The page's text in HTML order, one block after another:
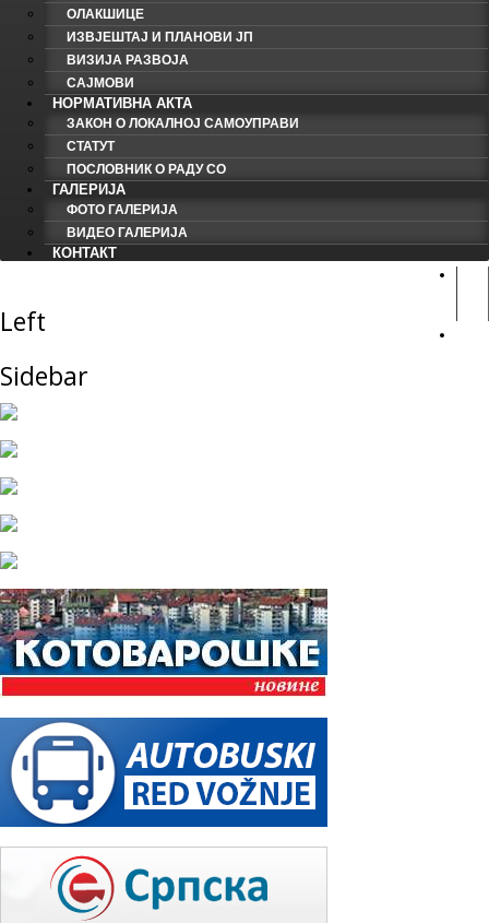
ОЛАКШИЦЕ
ИЗВЈЕШТАЈ И ПЛАНОВИ ЈП
ВИЗИЈА РАЗВОЈА
САЈМОВИ
НОРМАТИВНА АКТА
ЗАКОН О ЛОКАЛНОЈ САМОУПРАВИ
СТАТУТ
ПОСЛОВНИК О РАДУ СО
ГАЛЕРИЈА
ФОТО ГАЛЕРИЈА
ВИДЕО ГАЛЕРИЈА
КОНТАКТ
Left
Sidebar